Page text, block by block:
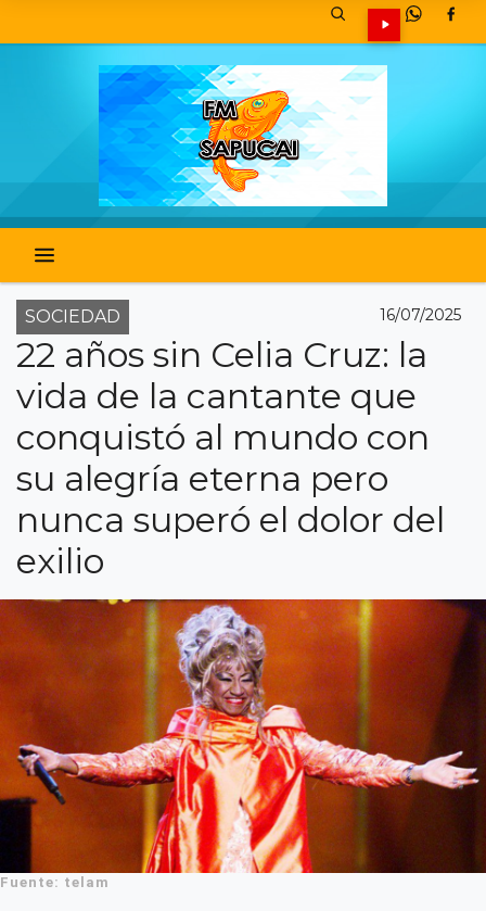
SOCIEDAD 16/07/2025
22 años sin Celia Cruz: la
vida de la cantante que
conquistó al mundo con
su alegría eterna pero
nunca superó el dolor del
exilio
Fuente: telam